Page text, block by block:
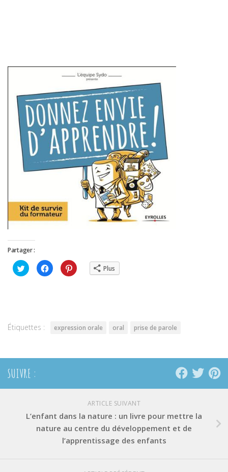
Partager :
Cliquez
pour
partager
Cliquez
pour
partager
Cliquez
pour Plus
Étiquettes : expression orale oral prise de parole
SUIVRE :
ARTICLE SUIVANT
L’enfant dans la nature : un livre pour mettre la
nature au centre du développement et de
l’apprentissage des enfants